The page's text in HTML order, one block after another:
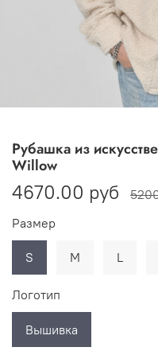
Рубашка из
Willow
4670.00 руб
Размер
S M L
Логотип
Вышивка